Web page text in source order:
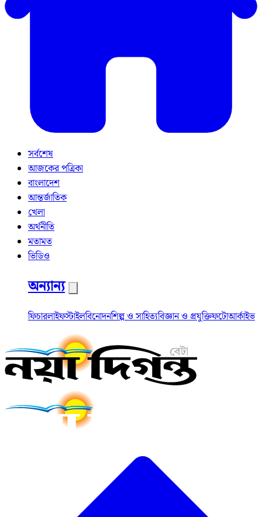
সর্বশেষ
আজকের পত্রিকা
বাংলাদেশ
আন্তর্জাতিক
খেলা
অর্থনীতি
মতামত
ভিডিও
অন্যান্য
ফিচারলাইফস্টাইলবিনোদনশিল্প ও সাহিত্যবিজ্ঞান ও প্রযুক্তিফটোআর্কাইভ